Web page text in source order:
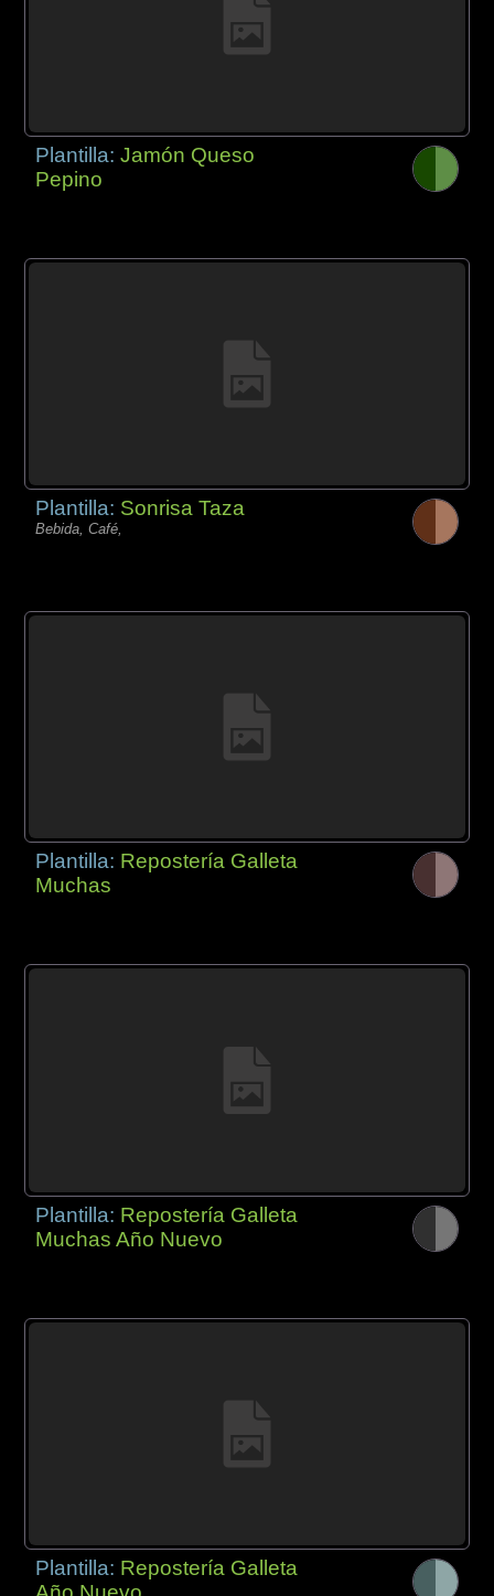
Plantilla:Jamón Queso
Pepino
Plantilla: Sonrisa Taza
Bebida, Café,
Plantilla: Repostería Galleta
Muchas
Plantilla: Repostería Galleta
Muchas Año Nuevo
Plantilla: Repostería Galleta